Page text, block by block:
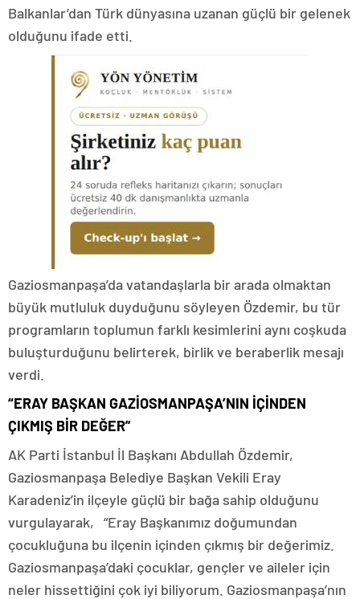
Balkanlar’dan Türk dünyasına uzanan güçlü bir gelenek
olduğunu ifade etti.
Gaziosmanpaşa’da vatandaşlarla bir arada olmaktan
büyük mutluluk duyduğunu söyleyen Özdemir, bu tür
programların toplumun farklı kesimlerini aynı coşkuda
buluşturduğunu belirterek, birlik ve beraberlik mesajı
verdi.
“ERAY BAŞKAN GAZİOSMANPAŞA’NIN İÇİNDEN
ÇIKMIŞ BİR DEĞER”
AK Parti İstanbul İl Başkanı Abdullah Özdemir,
Gaziosmanpaşa Belediye Başkan Vekili Eray
Karadeniz’in ilçeyle güçlü bir bağa sahip olduğunu
vurgulayarak, “Eray Başkanımız doğumundan
çocukluğuna bu ilçenin içinden çıkmış bir değerimiz.
Gaziosmanpaşa’daki çocuklar, gençler ve aileler için
neler hissettiğini çok iyi biliyorum. Gaziosmanpaşa’nın